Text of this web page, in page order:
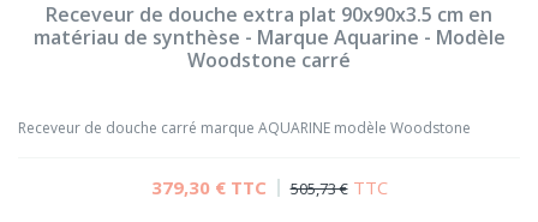
Receveur de douche extra plat 90x90x3.5 cm en
matériau de synthèse - Marque Aquarine - Modèle
Woodstone carré
Receveur de douche carré marque AQUARINE modèle Woodstone
379,30 €TTC 505,73 €TTC